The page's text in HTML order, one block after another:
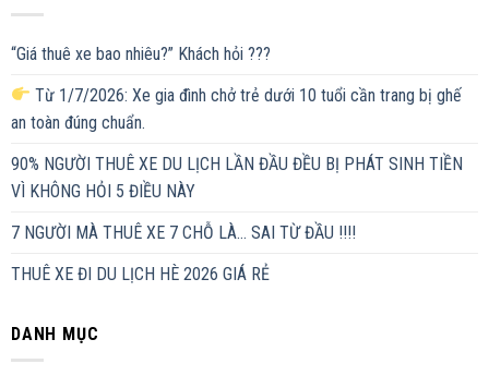
“Giá thuê xe bao nhiêu?” Khách hỏi ???
Từ 1/7/2026: Xe gia đình chở trẻ dưới 10 tuổi cần trang bị ghế
an toàn đúng chuẩn.
90% NGƯỜI THUÊ XE DU LỊCH LẦN ĐẦU ĐỀU BỊ PHÁT SINH TIỀN
VÌ KHÔNG HỎI 5 ĐIỀU NÀY
7 NGƯỜI MÀ THUÊ XE 7 CHỖ LÀ… SAI TỪ ĐẦU !!!!
THUÊ XE ĐI DU LỊCH HÈ 2026 GIÁ RẺ
DANH MỤC